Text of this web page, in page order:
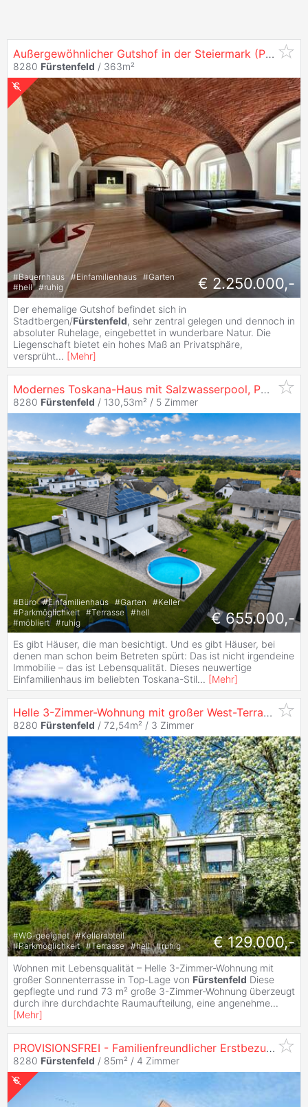
Außergewöhnlicher Gutshof in der Steiermark (Provisionsfrei)
8280 Fürstenfeld / 363m²
#Bauernhaus #Einfamilienhaus #Garten
#hell #ruhig € 2.250.000,-
Der ehemalige Gutshof befindet sich in
Stadtbergen/Fürstenfeld, sehr zentral gelegen und dennoch in
absoluter Ruhelage, eingebettet in wunderbare Natur. Die
Liegenschaft bietet ein hohes Maß an Privatsphäre,
versprüht... [Mehr]
Modernes Toskana-Haus mit Salzwasserpool, PV und Erdwärme in Superior Lage
8280 Fürstenfeld / 130,53m² / 5 Zimmer
#Büro #Einfamilienhaus #Garten #Keller
#Parkmöglichkeit #Terrasse #hell
#möbliert #ruhig € 655.000,-
Es gibt Häuser, die man besichtigt. Und es gibt Häuser, bei
denen man schon beim Betreten spürt: Das ist nicht irgendeine
Immobilie – das ist Lebensqualität. Dieses neuwertige
Einfamilienhaus im beliebten Toskana-Stil... [Mehr]
Helle 3-Zimmer-Wohnung mit großer West-Terrasse und hochwertiger Ausstattung in ruhiger Lage
8280 Fürstenfeld / 72,54m² / 3 Zimmer
#WG-geeignet #Kellerabteil
#Parkmöglichkeit #Terrasse #hell #ruhig € 129.000,-
Wohnen mit Lebensqualität – Helle 3-Zimmer-Wohnung mit
großer Sonnenterrasse in Top-Lage von Fürstenfeld Diese
gepflegte und rund 73 m² große 3-Zimmer-Wohnung überzeugt
durch ihre durchdachte Raumaufteilung, eine angenehme...
[Mehr]
PROVISIONSFREI - Familienfreundlicher Erstbezug: 4-Zimmer-Wohnung mit Terrasse und Gartenfläche - Eigentum - 4 Zimmer
8280 Fürstenfeld / 85m² / 4 Zimmer